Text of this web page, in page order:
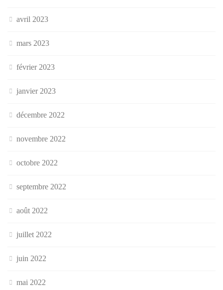
avril 2023
mars 2023
février 2023
janvier 2023
décembre 2022
novembre 2022
octobre 2022
septembre 2022
août 2022
juillet 2022
juin 2022
mai 2022